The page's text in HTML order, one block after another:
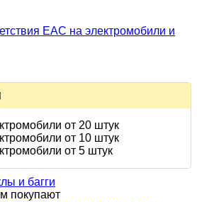
EAC на электромобили и
от 20 штук
от 10 штук
от 5 штук
и багги
покупают